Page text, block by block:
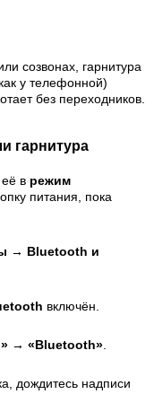
созвонах, гарнитура
у телефонной)
без переходников.
гарнитура
в режим
питания, пока
→ Bluetooth и
включён.
→ «Bluetooth».
дождитесь надписи